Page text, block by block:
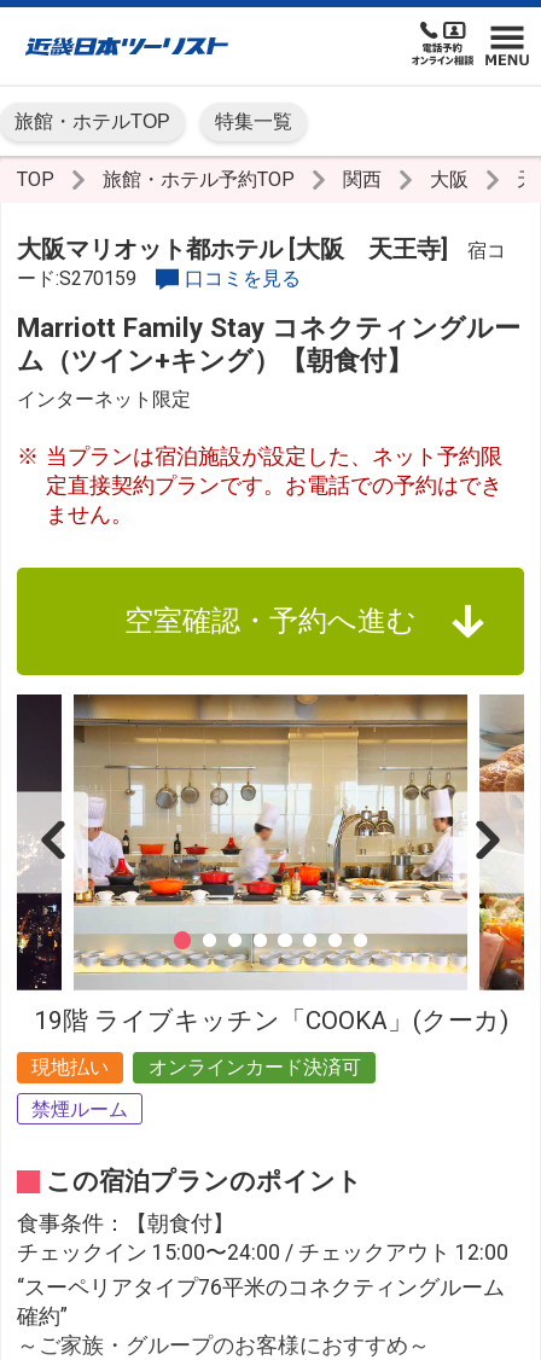
旅館・ホテルTOP 特集一覧
TOP 旅館・ホテル予約TOP 関西 大阪
大阪マリオット都ホテル [大阪 天王寺]
宿コ
ード:S270159
口コミを見る
Marriott Family Stay コネクティングルー
ム（ツイン+キング）【朝食付】
インターネット限定
当プランは宿泊施設が設定した、ネット予約限
定直接契約プランです。お電話での予約はでき
ません。
空室確認・予約へ進む
19階 ライブキッチン「COOKA」(クーカ)
現地払い
オンラインカード決済可
禁煙ルーム
この宿泊プランのポイント
食事条件：【朝食付】
チェックイン 15:00〜24:00 / チェックアウト 12:00
“スーペリアタイプ76平米のコネクティングルーム
確約”
～ご家族・グループのお客様におすすめ～